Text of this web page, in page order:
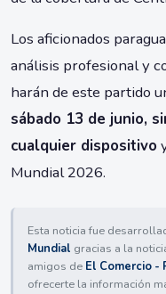
Los aficionados
análisis profesional y
harán de este partido
sábado 13 de junio,
cualquier dispositivo
Mundial 2026.
Esta noticia fue
Mundial gracias a la
amigos de El Comercio -
ofrecerte la información